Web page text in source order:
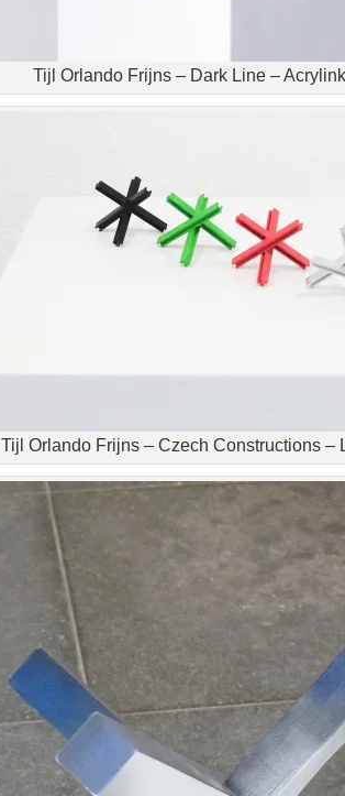
Tijl Orlando Frijns – Dark Line –
Tijl Orlando Frijns – Czech Constructions –